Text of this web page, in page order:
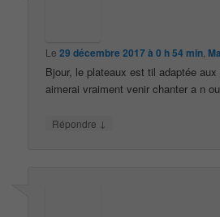
Le29 décembre 2017 à 0 h 54 min,
Bjour, le plateaux est til adaptée
aimerai vraiment venir chanter a n
Répondre ↓